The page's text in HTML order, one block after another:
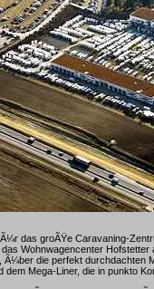
das groÃŸe Caravaning-
Wohnwagencenter Hofstetter
Ã¼ber die perfekt durchdachten
dem Mega-Liner, die in punkto